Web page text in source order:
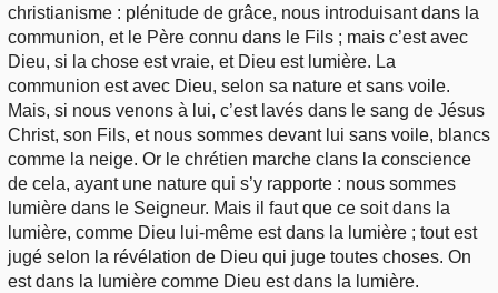
christianisme : plénitude de grâce, nous introduisant dans la
communion, et le Père connu dans le Fils ; mais c’est avec
Dieu, si la chose est vraie, et Dieu est lumière. La
communion est avec Dieu, selon sa nature et sans voile.
Mais, si nous venons à lui, c’est lavés dans le sang de Jésus
Christ, son Fils, et nous sommes devant lui sans voile, blancs
comme la neige. Or le chrétien marche clans la conscience
de cela, ayant une nature qui s’y rapporte : nous sommes
lumière dans le Seigneur. Mais il faut que ce soit dans la
lumière, comme Dieu lui-même est dans la lumière ; tout est
jugé selon la révélation de Dieu qui juge toutes choses. On
est dans la lumière comme Dieu est dans la lumière.